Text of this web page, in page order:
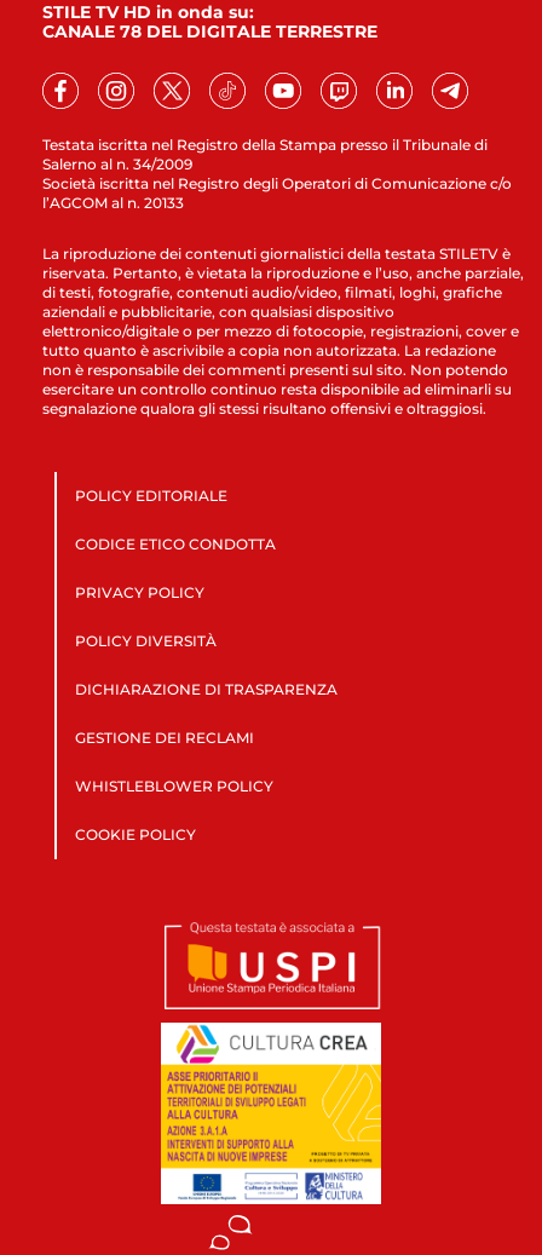
Testata iscritta nel Registro della Stampa presso il Tribunale di
Salerno al n. 34/2009
Società iscritta nel Registro degli Operatori di Comunicazione c/o
l’AGCOM al n. 20133
STILE TV HD in onda su:
CANALE 78 DEL DIGITALE TERRESTRE
La riproduzione dei contenuti giornalistici della testata STILETV è
riservata. Pertanto, è vietata la riproduzione e l’uso, anche parziale,
di testi, fotografie, contenuti audio/video, filmati, loghi, grafiche
aziendali e pubblicitarie, con qualsiasi dispositivo
elettronico/digitale o per mezzo di fotocopie, registrazioni, cover e
tutto quanto è ascrivibile a copia non autorizzata. La redazione
non è responsabile dei commenti presenti sul sito. Non potendo
esercitare un controllo continuo resta disponibile ad eliminarli su
segnalazione qualora gli stessi risultano offensivi e oltraggiosi.
POLICY EDITORIALE
CODICE ETICO CONDOTTA
PRIVACY POLICY
POLICY DIVERSITÀ
DICHIARAZIONE DI TRASPARENZA
GESTIONE DEI RECLAMI
WHISTLEBLOWER POLICY
COOKIE POLICY